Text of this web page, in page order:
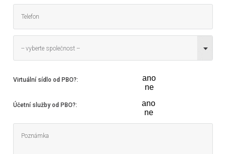
-- vyberte společnost --
Virtuální sídlo od PBO?:
ano
ne
Účetní služby od PBO?:
ano
ne